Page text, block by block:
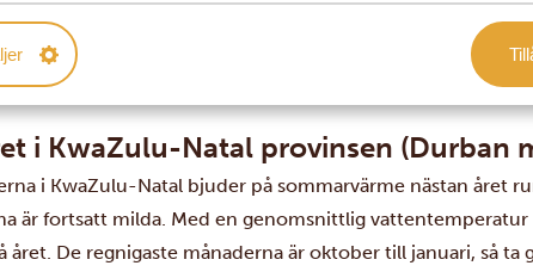
i KwaZulu-Natal provinsen (Durban
i KwaZulu-Natal bjuder på sommarvärme nästan året
är fortsatt milda. Med en genomsnittlig vattentemperatur
året. De regnigaste månaderna är oktober till januari, så ta